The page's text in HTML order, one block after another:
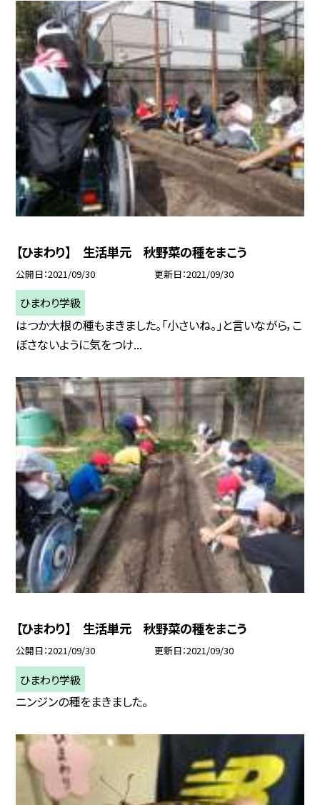
【ひまわり】 生活単元 秋野菜の種をまこう
公開日 2021/09/30 更新日 2021/09/30
ひまわり学級
はつか大根の種もまきました。「小さいね。」と言いながら，こ
ぼさないように気をつけ...
【ひまわり】 生活単元 秋野菜の種をまこう
公開日 2021/09/30 更新日 2021/09/30
ひまわり学級
ニンジンの種をまきました。